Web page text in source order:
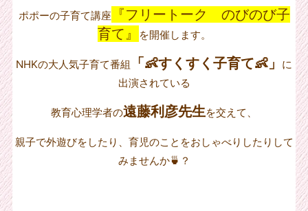
ポポーの子育て講座
『フリートーク のびのび子
育て』
を開催します。
NHKの大人気子育て番組 「👶すくすく子育て👶」
に
出演されている
教育心理学者の遠藤利彦先生を交えて、
親子で外遊びをしたり、育児のことをおしゃべりしたりして
みませんか🍵？